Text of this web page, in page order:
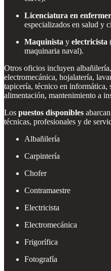
Licenciatura en
especializados en salud y
Maquinista y electricista
maquinaria naval).
Otros oficios incluyen
electromecánica, hojalatería,
tapicería, técnico en informática,
alimentación, mantenimiento a
Los puestos disponibles
técnicas, profesionales y de
Albañilería
Carpintería
Chofer
Contramaestre
Electricista
Electromecánica
Frigorífica
Fotografía